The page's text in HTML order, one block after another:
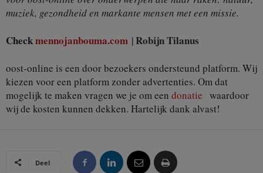
muziek, gezondheid en markante mensen met een missie.
Checkmennojanbouma.com |Robijn Tilanus
oost-online is een door bezoekers ondersteund platform. Wij
kiezen voor een platform zonder advertenties. Om dat
mogelijk te maken vragen we je om een donatie waardoor
wij de kosten kunnen dekken. Hartelijk dank alvast!
Deel